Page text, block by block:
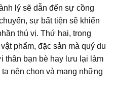
lý sẽ dẫn đến sự cồng
sự bất tiện sẽ khiến
thú vị. Thứ hai, trong
phẩm, đặc sản mà quý du
thân bạn bè hay lưu lại làm
nên chọn và mang những